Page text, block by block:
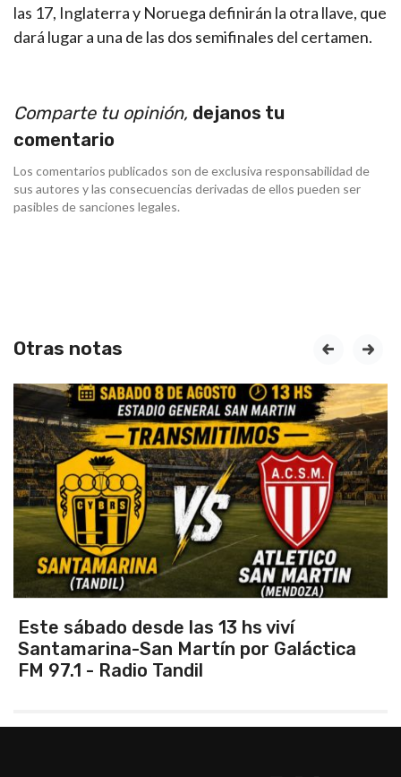
las 17, Inglaterra y Noruega definirán la otra llave, que
dará lugar a una de las dos semifinales del certamen.
Comparte tu opinión, dejanos tu
comentario
Los comentarios publicados son de exclusiva responsabilidad de
sus autores y las consecuencias derivadas de ellos pueden ser
pasibles de sanciones legales.
Otras notas
Este sábado desde las 13 hs viví
Santamarina-San Martín por Galáctica
FM 97.1 - Radio Tandil
prev next